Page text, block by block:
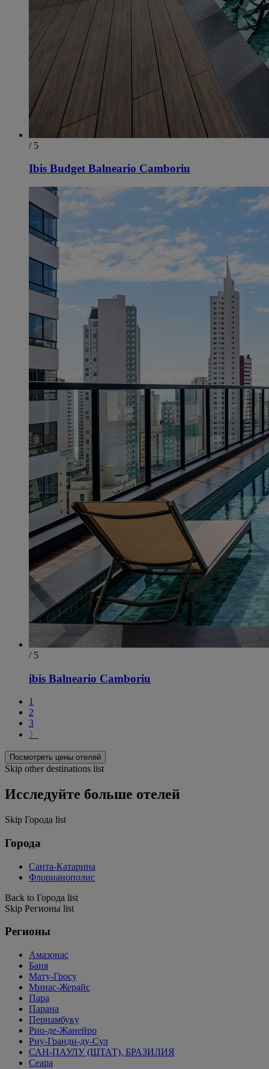
/ 5
Ibis Budget Balneario Camboriu
/ 5
ibis Balneario Camboriu
1
2
3
〉
Посмотреть цены отелей
Skip other destinations list
Исследуйте больше отелей
Skip Города list
Города
Санта-Катарина
Флорианополис
Back to Города list
Skip Регионы list
Регионы
Амазонас
Баия
Мату-Гросу
Минас-Жерайс
Пара
Парана
Пернамбуку
Рио-де-Жанейро
Риу-Гранди-ду-Сул
САН-ПАУЛУ (ШТАТ), БРАЗИЛИЯ
Сеара